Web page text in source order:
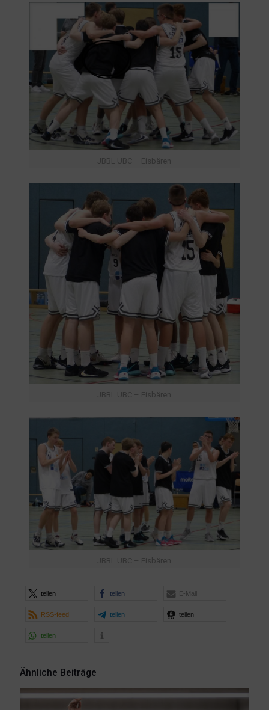
JBBL UBC – Eisbären
JBBL UBC – Eisbären
JBBL UBC – Eisbären
teilen teilen E-Mail
RSS-feed teilen teilen
teilen
Ähnliche Beiträge